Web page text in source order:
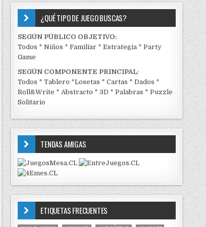
¿QUÉ TIPO DE JUEGO BUSCAS?
SEGÚN PÚBLICO OBJETIVO:
Todos *Niños *Familiar *Estrategia *Party
Game
SEGÚN COMPONENTE PRINCIPAL:
Todos *Tablero *Losetas *Cartas *Dados *
Roll&Write *Abstracto *3D *Palabras *Puzzle
Solitario
TENDAS AMIGAS
ETIQUETAS FRECUENTES